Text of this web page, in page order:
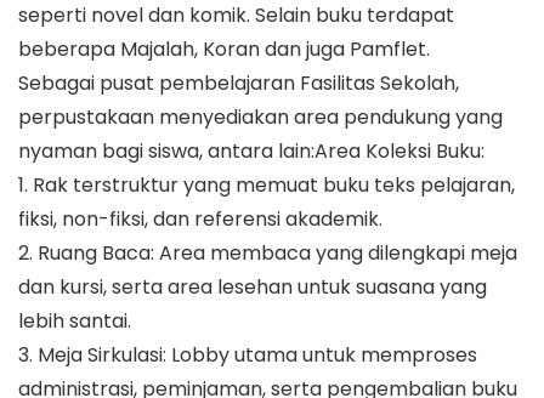
seperti novel dan komik. Selain buku terdapat
beberapa Majalah, Koran dan juga Pamflet.
Sebagai pusat pembelajaran Fasilitas Sekolah,
perpustakaan menyediakan area pendukung yang
nyaman bagi siswa, antara lain:Area Koleksi Buku:
1. Rak terstruktur yang memuat buku teks pelajaran,
fiksi, non-fiksi, dan referensi akademik.
2. Ruang Baca: Area membaca yang dilengkapi meja
dan kursi, serta area lesehan untuk suasana yang
lebih santai.
3. Meja Sirkulasi: Lobby utama untuk memproses
administrasi, peminjaman, serta pengembalian buku